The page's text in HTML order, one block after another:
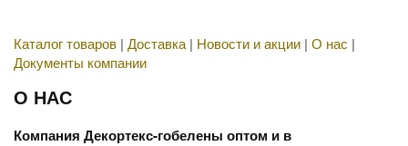
Каталог товаров | Доставка | Новости и акции | О нас |
Документы компании
О НАС
Компания Декортекс-гобелены оптом и в